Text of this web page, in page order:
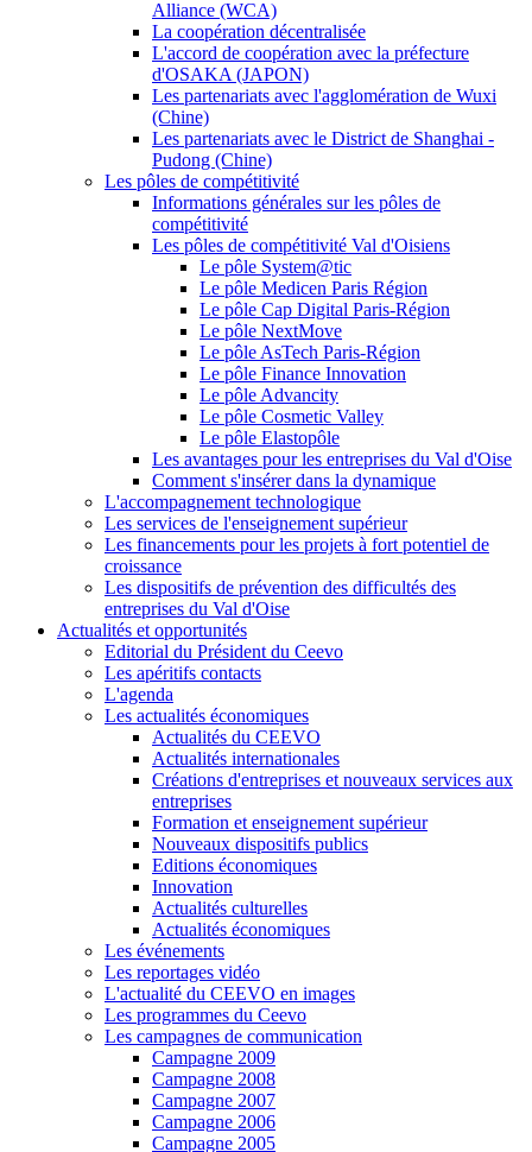
Alliance (WCA)
La coopération décentralisée
L'accord de coopération avec la préfecture
d'OSAKA (JAPON)
Les partenariats avec l'agglomération de Wuxi
(Chine)
Les partenariats avec le District de Shanghai -
Pudong (Chine)
Les pôles de compétitivité
Informations générales sur les pôles de
compétitivité
Les pôles de compétitivité Val d'Oisiens
Le pôle System@tic
Le pôle Medicen Paris Région
Le pôle Cap Digital Paris-Région
Le pôle NextMove
Le pôle AsTech Paris-Région
Le pôle Finance Innovation
Le pôle Advancity
Le pôle Cosmetic Valley
Le pôle Elastopôle
Les avantages pour les entreprises du Val d'Oise
Comment s'insérer dans la dynamique
L'accompagnement technologique
Les services de l'enseignement supérieur
Les financements pour les projets à fort potentiel de
croissance
Les dispositifs de prévention des difficultés des
entreprises du Val d'Oise
Actualités et opportunités
Editorial du Président du Ceevo
Les apéritifs contacts
L'agenda
Les actualités économiques
Actualités du CEEVO
Actualités internationales
Créations d'entreprises et nouveaux services aux
entreprises
Formation et enseignement supérieur
Nouveaux dispositifs publics
Editions économiques
Innovation
Actualités culturelles
Actualités économiques
Les événements
Les reportages vidéo
L'actualité du CEEVO en images
Les programmes du Ceevo
Les campagnes de communication
Campagne 2009
Campagne 2008
Campagne 2007
Campagne 2006
Campagne 2005